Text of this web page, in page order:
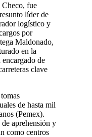
fue
líder de
logístico y
por
Maldonado,
en la
de
clave
de hasta mil
(Pemex).
aprehensión y
como centros